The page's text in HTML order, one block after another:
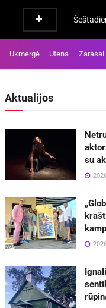
Ukmergė Utena Zarasai
Aktualijos
su